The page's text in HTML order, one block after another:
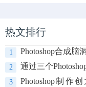
热文排行
1 Photoshop合成脑
2 通过三个
3 Photoshop制作